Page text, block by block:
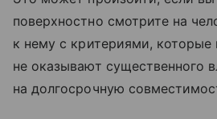
поверхностно смотрите на
к нему с критериями, которые
не оказывают существенного
на долгосрочную